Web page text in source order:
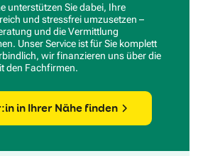
unterstützen Sie dabei, Ihre
und stressfrei umzusetzen –
und die Vermittlung
Unser Service ist für Sie komplett
wir finanzieren uns über die
den Fachfirmen.
in Ihrer Nähe finden